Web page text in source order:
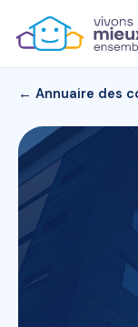
← Annuaire des